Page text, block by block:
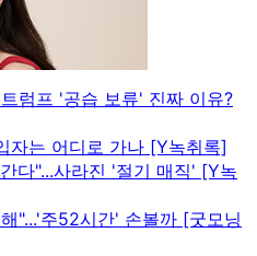
럼프 '공습 보류' 진짜 이유?
자는 어디로 가나 [Y녹취록]
다"...사라진 '절기 매직' [Y녹
"...'주52시간' 손볼까 [굿모닝